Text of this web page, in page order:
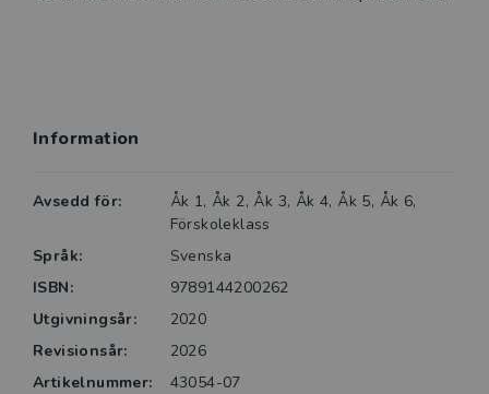
Information
Avsedd för:
Åk 1, Åk 2, Åk 3, Åk 4, Åk 5, Åk 6,
Förskoleklass
Språk:
Svenska
ISBN:
9789144200262
Utgivningsår:
2020
Revisionsår:
2026
Artikelnummer:
43054-07